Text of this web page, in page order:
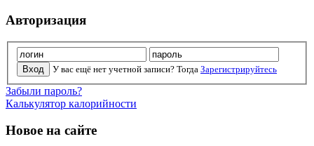
Авторизация
У вас ещё нет учетной записи? Тогда Зарегистрируйтесь
Забыли пароль?
Калькулятор калорийности
Новое на сайте